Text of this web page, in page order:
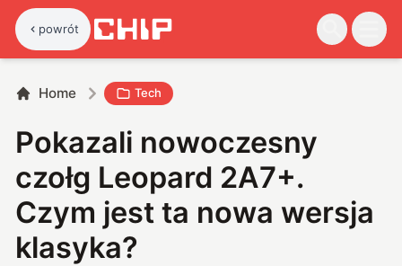
powrót
Home Tech
Pokazali nowoczesny
czołg Leopard 2A7+.
Czym jest ta nowa wersja
klasyka?